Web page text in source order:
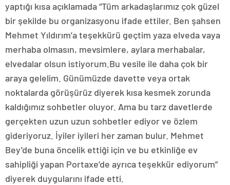
yaptığı kısa açıklamada “Tüm arkadaşlarımız çok güzel
bir şekilde bu organizasyonu ifade ettiler. Ben şahsen
Mehmet Yıldırım’a teşekkürü geçtim yaza elveda vaya
merhaba olmasın, mevsimlere, aylara merhabalar,
elvedalar olsun istiyorum.Bu vesile ile daha çok bir
araya gelelim. Günümüzde davette veya ortak
noktalarda görüşürüz diyerek kısa kesmek zorunda
kaldığımız sohbetler oluyor. Ama bu tarz davetlerde
gerçekten uzun uzun sohbetler ediyor ve özlem
gideriyoruz. İyiler iyileri her zaman bulur. Mehmet
Bey’de buna öncelik ettiği için ve bu etkinliğe ev
sahipliği yapan Portaxe’de ayrıca teşekkür ediyorum”
diyerek duygularını ifade etti.